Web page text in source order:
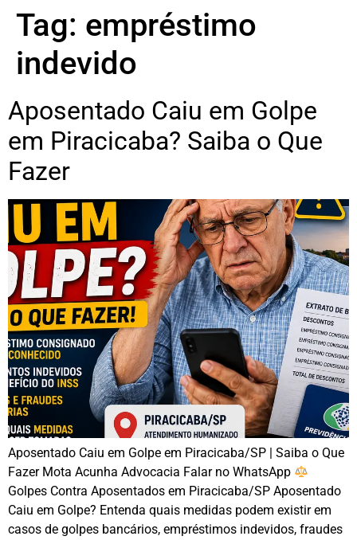
Tag: empréstimo
indevido
Aposentado Caiu em Golpe
em Piracicaba? Saiba o Que
Fazer
Aposentado Caiu em Golpe em Piracicaba/SP | Saiba o Que
Fazer Mota Acunha Advocacia Falar no WhatsApp
Golpes Contra Aposentados em Piracicaba/SP Aposentado
Caiu em Golpe? Entenda quais medidas podem existir em
casos de golpes bancários, empréstimos indevidos, fraudes